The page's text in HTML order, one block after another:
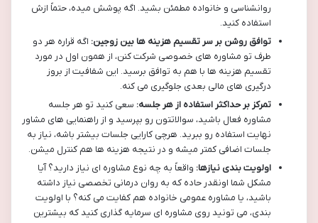
روانشناسی و خانواده مطمئن بشید. اگه پوشش میده، حتماً ازش
استفاده کنید.
توافق روشن بر سر تقسیم هزینه ها بین زوجین: اگه قراره هر دو
طرف تو مشاوره های خصوصی شرکت کنن، از همون اول در مورد
تقسیم هزینه ها با هم به توافق برسید. این شفافیت از بروز
درگیری های مالی بعدی جلوگیری می کنه.
تمرکز بر حداکثر استفاده از هر جلسه: سعی کنید تو هر جلسه
مشاوره فعال باشید، سوالاتتون رو بپرسید و از راهنمایی های مشاور
نهایت استفاده رو ببرید. هرچی کارایی جلسات بیشتر باشه، نیاز به
جلسات اضافی کمتر میشه و در نتیجه هزینه ها هم کنترل میشن.
اولویت بندی نیازها: واقعاً به چه نوع مشاوره ای نیاز دارید؟ آیا
مشکل شما اونقدر حاده که به روان درمانی تخصصی نیاز داشته
باشید، یا مشاوره عمومی خانواده هم کفایت می کنه؟ با اولویت
بندی، می تونید روی مشاوره ای سرمایه گذاری کنید که بیشترین